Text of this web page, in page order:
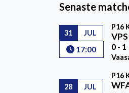
Senaste
31 JUL
17:00
P16
0 - 1
28 JUL
P16